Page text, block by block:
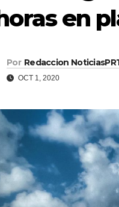
en
Por Redaccion
OCT 1, 2020